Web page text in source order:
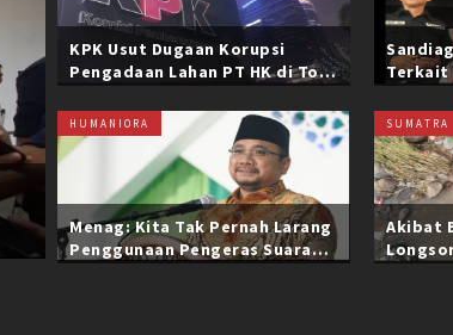
KPK Usut Dugaan Korupsi
Pengadaan Lahan PT HK di Tol
Belasan Miliar
Terkait
HUMANIORA
Menag: Kita Tak Pernah Larang
Penggunaan Pengeras Suara
SUMATRA
Akibat